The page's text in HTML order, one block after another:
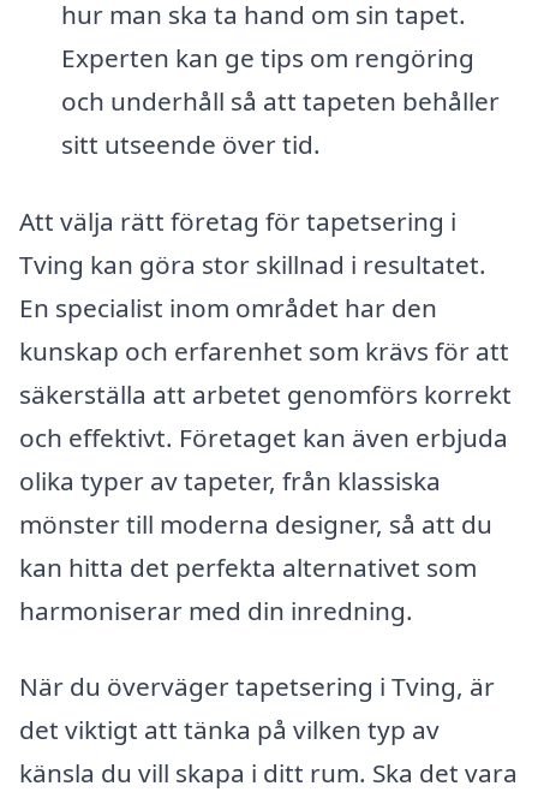
hur man ska ta hand om sin tapet.
Experten kan ge tips om rengöring
och underhåll så att tapeten behåller
sitt utseende över tid.
Att välja rätt företag för tapetsering i
Tving kan göra stor skillnad i resultatet.
En specialist inom området har den
kunskap och erfarenhet som krävs för att
säkerställa att arbetet genomförs korrekt
och effektivt. Företaget kan även erbjuda
olika typer av tapeter, från klassiska
mönster till moderna designer, så att du
kan hitta det perfekta alternativet som
harmoniserar med din inredning.
När du överväger tapetsering i Tving, är
det viktigt att tänka på vilken typ av
känsla du vill skapa i ditt rum. Ska det vara